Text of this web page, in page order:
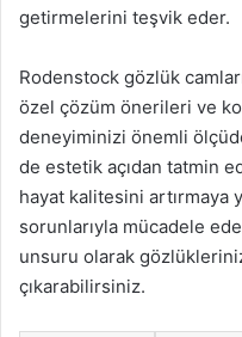
getirmelerini teşvik eder.
Rodenstock gözlük
özel çözüm önerileri ve
deneyiminizi önemli
de estetik açıdan tatmin
hayat kalitesini artırmaya
sorunlarıyla mücadele
unsuru olarak
çıkarabilirsiniz.